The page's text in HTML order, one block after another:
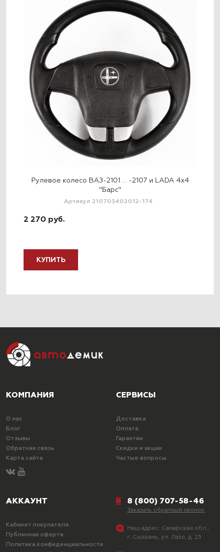
Рулевое колесо ВАЗ-2101 … -2107 и LADA 4x4
"Барс"
Артикул 210703402012-174
2 270 руб.
КУПИТЬ
КОМПАНИЯ
О нас
Блог
Отзывы
Обратная связь
Карта сайта
СЕРВИСЫ
Доставка
Оплата
Гарантии
Скидки и акции
Частые вопросы
АККАУНТ
Кабинет покупателя
Публичная оферта
Политика конфиденциальности
8 (800) 707-58-46
Заказать обратный звонок
Наш адрес: Самарская обл.,
г. Сызрань, ул. Лазо, д. 25